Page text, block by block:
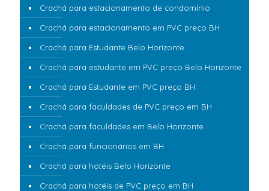
Crachá para estacionamento de condomínio
Crachá para estacionamento em PVC preço BH
Crachá para Estudante Belo Horizonte
Crachá para estudante em PVC preço Belo Horizonte
Crachá para Estudante em PVC preço BH
Crachá para faculdades de PVC preço em BH
Crachá para faculdades em Belo Horizonte
Crachá para funcionários em BH
Crachá para hotéis Belo Horizonte
Crachá para hotéis de PVC preço em BH